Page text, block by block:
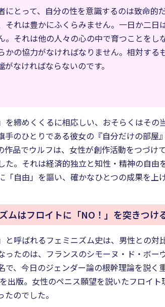
にとって、自分の性を意識するのは致命
それは豊かにふくらみません。一日か二
。それは他の人々の心の中で育つことを
かの協力がなければなりません。相対す
なければならないのです。
を締めくくるに相応しい、おそらくはそ
手のひとりである彼女の『自分だけの部
作品でウルフは、女性が創作活動をつづ
た。それは経済的独立と知性・精神の自
「自由」を謳い、確かなひとつの成果を
ムはフロイトに「NO！」を突きつけ
と呼ばれるフェミニズム史は、男性との
ったのは、フランスのシモーヌ・ド・ボ
で、今日のジェンダー論の根幹理論を説
出版。女性のペニス願望を説いたフロイ
のでした。